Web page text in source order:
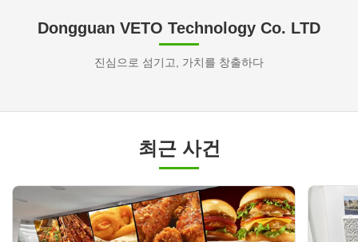
Dongguan VETO Technology Co. LTD
진심으로 섬기고, 가치를 창출하다
최근 사건